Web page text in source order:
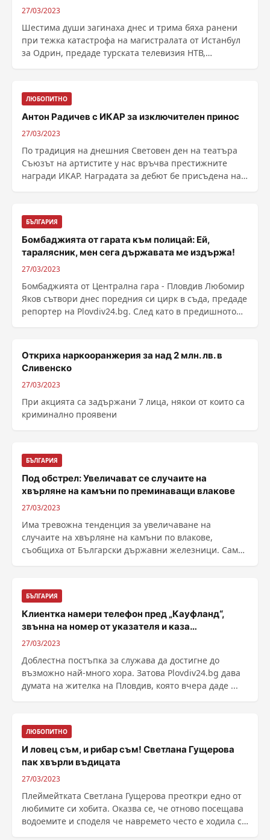
27/03/2023
Шестима души загинаха днес и трима бяха ранени
при тежка катастрофа на магистралата от Истанбул
за Одрин, предаде турската телевизия НТВ,
ЛЮБОПИТНО
Антон Радичев с ИКАР за изключителен принос
27/03/2023
По традиция на днешния Световен ден на театъра
Съюзът на артистите у нас връчва престижните
награди ИКАР. Наградата за дебют бе присъдена на
БЪЛГАРИЯ
Бомбаджията от гарата към полицай: Ей,
таралясник, мен сега държавата ме издържа!
27/03/2023
Бомбаджията от Централна гара - Пловдив Любомир
Яков сътвори днес поредния си цирк в съда, предаде
репортер на Plovdiv24.bg. След като в предишното
Откриха наркооранжерия за над 2 млн. лв. в
Сливенско
27/03/2023
При акцията са задържани 7 лица, някои от които са
криминално проявени
БЪЛГАРИЯ
Под обстрел: Увеличават се случаите на
хвърляне на камъни по преминаващи влакове
27/03/2023
Има тревожна тенденция за увеличаване на
случаите на хвърляне на камъни по влакове,
съобщиха от Български държавни железници. Само
БЪЛГАРИЯ
Клиентка намери телефон пред „Кауфланд“,
звънна на номер от указателя и каза…
27/03/2023
Доблестна постъпка за служава да достигне до
възможно най-много хора. Затова Plovdiv24.bg дава
думата на жителка на Пловдив, която вчера даде ...
ЛЮБОПИТНО
И ловец съм, и рибар съм! Светлана Гущерова
пак хвърли въдицата
27/03/2023
Плеймейтката Светлана Гущерова преоткри едно от
любимите си хобита. Оказва се, че отново посещава
водоемите и споделя че навремето често е ходила с